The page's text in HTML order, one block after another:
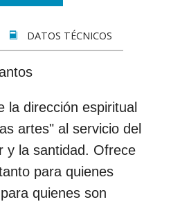
DATOS TÉCNICOS
la dirección espiritual
artes" al servicio del
y la santidad. Ofrece
para quienes
quienes son